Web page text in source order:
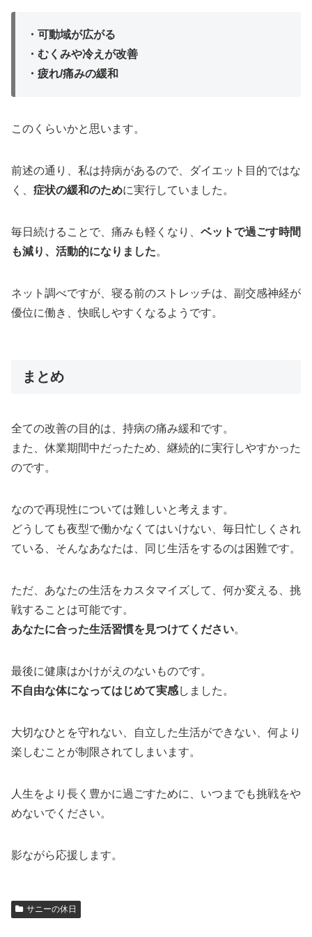
・可動域が広がる
・むくみや冷えが改善
・疲れ/痛みの緩和
このくらいかと思います。
前述の通り、私は持病があるので、ダイエット目的ではな
く、 症状の緩和のために実行していました。
毎日続けることで、痛みも軽くなり、 ベットで過ごす時間
も減り、活動的になりました。
ネット調べですが、寝る前のストレッチは、副交感神経が
優位に働き、快眠しやすくなるようです。
まとめ
全ての改善の目的は、持病の痛み緩和です。
また、休業期間中だったため、継続的に実行しやすかった
のです。
なので再現性については難しいと考えます。
どうしても夜型で働かなくてはいけない、毎日忙しくされ
ている、そんなあなたは、同じ生活をするのは困難です。
ただ、あなたの生活をカスタマイズして、何か変える、挑
戦することは可能です。
あなたに合った生活習慣を見つけてください。
最後に健康はかけがえのないものです。
不自由な体になってはじめて実感しました。
大切なひとを守れない、自立した生活ができない、何より
楽しむことが制限されてしまいます。
人生をより長く豊かに過ごすために、いつまでも挑戦をや
めないでください。
影ながら応援します。
サニーの休日